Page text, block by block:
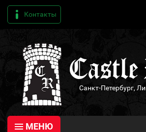
Контакты
Санкт-Петербург,
МЕНЮ